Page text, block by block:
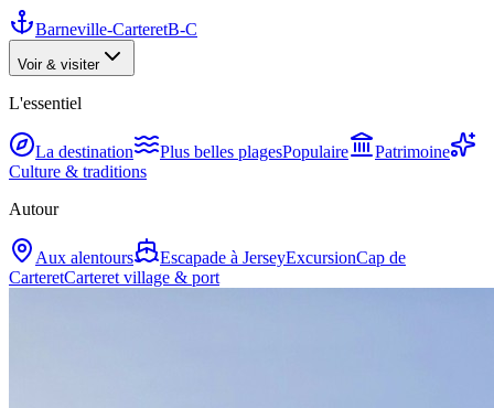
Barneville-CarteretB-C
Voir & visiter
L'essentiel
La destination Plus belles plagesPopulaire
Patrimoine
Culture & traditions
Autour
Aux alentours Escapade à JerseyExcursionCap de
CarteretCarteret village & port